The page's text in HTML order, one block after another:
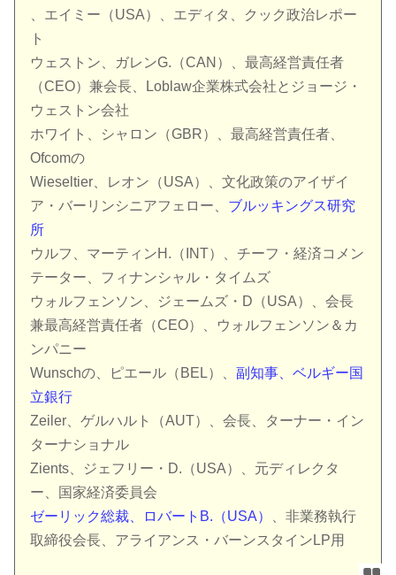
、エイミー（USA）、エディタ、クック政治レポー
ト
ウェストン、ガレンG.（CAN）、最高経営責任者
（CEO）兼会長、Loblaw企業株式会社とジョージ・
ウェストン会社
ホワイト、シャロン（GBR）、最高経営責任者、
Ofcomの
Wieseltier、レオン（USA）、文化政策のアイザイ
ア・バーリンシニアフェロー、 ブルッキングス研究
所
ウルフ、マーティンH.（INT）、チーフ・経済コメン
テーター、フィナンシャル・タイムズ
ウォルフェンソン、ジェームズ・D（USA）、会長
兼最高経営責任者（CEO）、ウォルフェンソン＆カ
ンパニー
Wunschの、ピエール（BEL）、副知事、ベルギー国
立銀行
Zeiler、ゲルハルト（AUT）、会長、ターナー・イン
ターナショナル
Zients、ジェフリー・D.（USA）、元ディレクタ
ー、国家経済委員会
ゼーリック総裁、ロバートB.（USA）
、非業務執行
取締役会長、アライアンス・バーンスタインLP用